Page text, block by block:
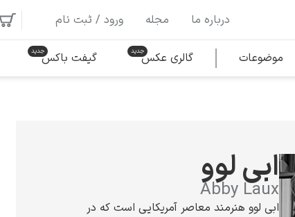
درباره ما مجله ورود / ثبت نام
موضوعات گالری عکس گیفت باکس
ابی لوو
Abby Laux
ابی لوو هنرمند معاصر آمریکایی است که در